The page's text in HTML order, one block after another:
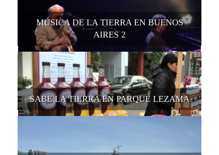
MÚSICA DE LA TIERRA EN BUENOS
AIRES 2
SABE LA TIERRA EN PARQUE LEZAMA